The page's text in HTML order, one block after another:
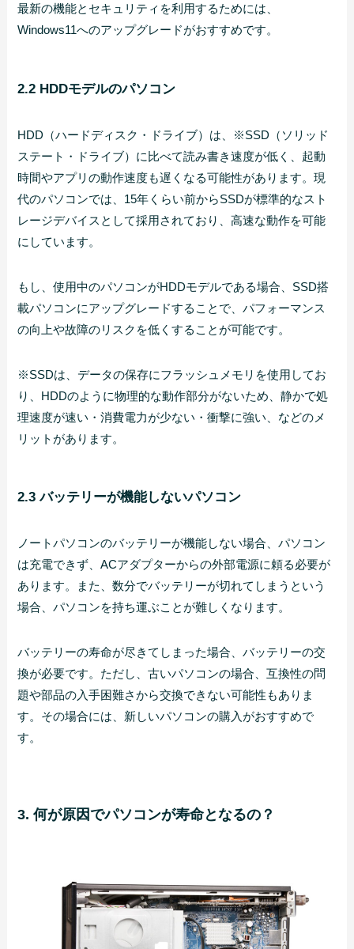
最新の機能とセキュリティを利用するためには、
Windows11へのアップグレードがおすすめです。
2.2 HDDモデルのパソコン
HDD（ハードディスク・ドライブ）は、※SSD（ソリッド
ステート・ドライブ）に比べて読み書き速度が低く、起動
時間やアプリの動作速度も遅くなる可能性があります。現
代のパソコンでは、15年くらい前からSSDが標準的なスト
レージデバイスとして採用されており、高速な動作を可能
にしています。
もし、使用中のパソコンがHDDモデルである場合、SSD搭
載パソコンにアップグレードすることで、パフォーマンス
の向上や故障のリスクを低くすることが可能です。
※SSDは、データの保存にフラッシュメモリを使用してお
り、HDDのように物理的な動作部分がないため、静かで処
理速度が速い・消費電力が少ない・衝撃に強い、などのメ
リットがあります。
2.3 バッテリーが機能しないパソコン
ノートパソコンのバッテリーが機能しない場合、パソコン
は充電できず、ACアダプターからの外部電源に頼る必要が
あります。また、数分でバッテリーが切れてしまうという
場合、パソコンを持ち運ぶことが難しくなります。
バッテリーの寿命が尽きてしまった場合、バッテリーの交
換が必要です。ただし、古いパソコンの場合、互換性の問
題や部品の入手困難さから交換できない可能性もありま
す。その場合には、新しいパソコンの購入がおすすめで
す。
3. 何が原因でパソコンが寿命となるの？